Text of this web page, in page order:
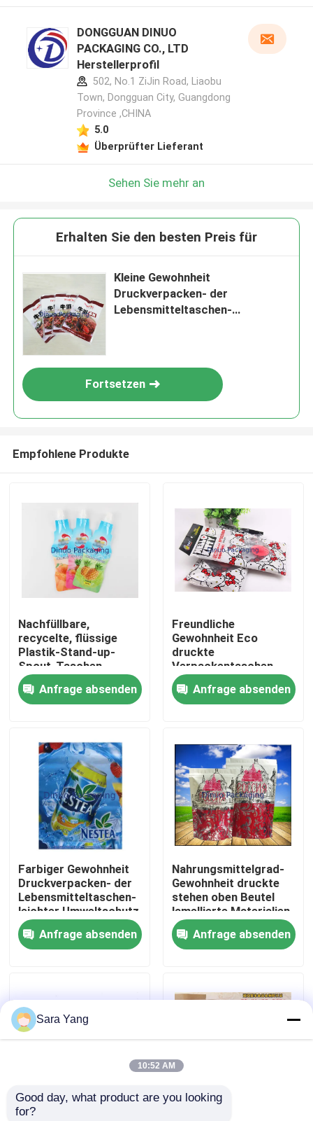
Produkte
Videos
Über uns
Werksbesichtigung
Qualitätskontrolle
Neuigkeiten
Blase Mailing Taschen
DONGGUAN DINUO
PACKAGING CO., LTD
Herstellerprofil
502, No.1 ZiJin Road, Liaobu
Town, Dongguan City, Guangdong
Province ,CHINA
5.0
Überprüfter Lieferant
Sehen Sie mehr an
Erhalten Sie den besten Preis für
Kleine Gewohnheit
Druckverpacken- der
Lebensmitteltaschen-
Fortsetzen
Empfohlene Produkte
Nachfüllbare,
recycelte, flüssige
Plastik-Stand-up-
Spout-Taschen
Anfrage absenden
Freundliche
Gewohnheit Eco
druckte
Verpackentaschen,
farbige
Nahrungsmittelgrad-
Plastiktaschen
Anfrage absenden
Farbiger Gewohnheit
Druckverpacken- der
Lebensmitteltaschen-
leichter Umweltschutz
Anfrage absenden
Nahrungsmittelgrad-
Gewohnheit druckte
stehen oben Beutel
lamellierte Materialien
für Nahrung
Anfrage absenden
Die
Sara Yang
10:52 AM
Good day, what product are you looking
for?